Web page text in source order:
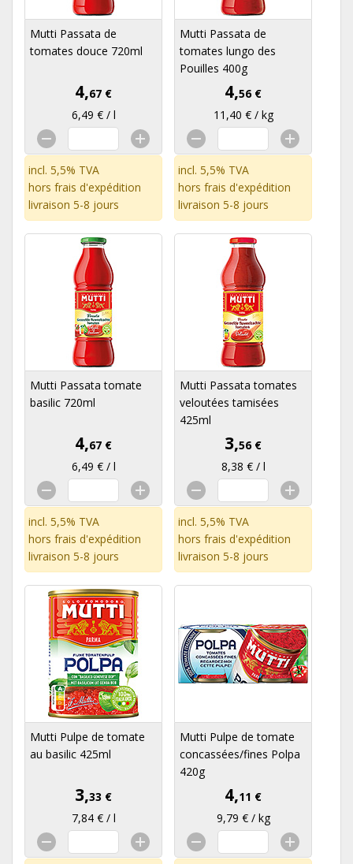
Mutti Passata de
tomates douce 720ml
4,67 €
6,49 € / l
incl. 5,5% TVA
hors frais d'expédition
livraison 5-8 jours
Mutti Passata de
tomates lungo des
Pouilles 400g
4,56 €
11,40 € / kg
incl. 5,5% TVA
hors frais d'expédition
livraison 5-8 jours
Mutti Passata tomate
basilic 720ml
4,67 €
6,49 € / l
incl. 5,5% TVA
hors frais d'expédition
livraison 5-8 jours
Mutti Passata tomates
veloutées tamisées
425ml
3,56 €
8,38 € / l
incl. 5,5% TVA
hors frais d'expédition
livraison 5-8 jours
Mutti Pulpe de tomate
au basilic 425ml
3,33 €
7,84 € / l
Mutti Pulpe de tomate
concassées/fines Polpa
420g
4,11 €
9,79 € / kg